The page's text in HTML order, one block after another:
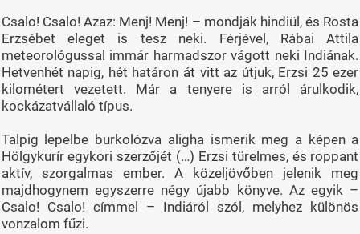
Csalo! Csalo! Azaz: Menj! Menj! – mondják hindiül, és Rosta
Erzsébet eleget is tesz neki. Férjével, Rábai Attila
meteorológussal immár harmadszor vágott neki Indiának.
Hetvenhét napig, hét határon át vitt az útjuk, Erzsi 25 ezer
kilométert vezetett. Már a tenyere is arról árulkodik,
kockázatvállaló típus.
Talpig lepelbe burkolózva aligha ismerik meg a képen a
Hölgykurír egykori szerzőjét (…) Erzsi türelmes, és roppant
aktív, szorgalmas ember. A közeljövőben jelenik meg
majdhogynem egyszerre négy újabb könyve. Az egyik –
Csalo! Csalo! ­címmel – Indiáról szól, melyhez különös
vonzalom fűzi.